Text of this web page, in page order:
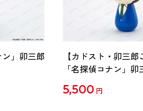
」卯三郎
【カドスト・卯三郎
「名探偵コナン」卯
5,500 円